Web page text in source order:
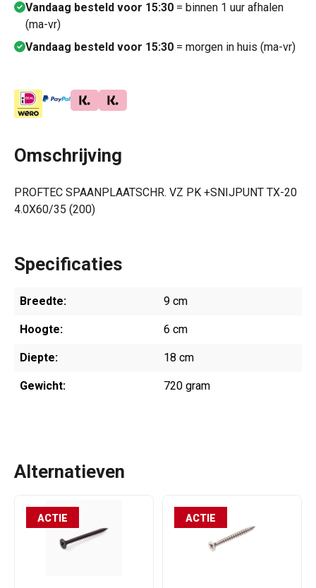
Vandaag besteld voor 15:30 = binnen 1 uur afhalen
(ma-vr)
Vandaag besteld voor 15:30 = morgen in huis (ma-vr)
Omschrijving
PROFTEC SPAANPLAATSCHR. VZ PK +SNIJPUNT TX-20
4.0X60/35 (200)
Specificaties
Breedte: 9 cm
Hoogte: 6 cm
Diepte: 18 cm
Gewicht: 720 gram
Alternatieven
ACTIE ACTIE